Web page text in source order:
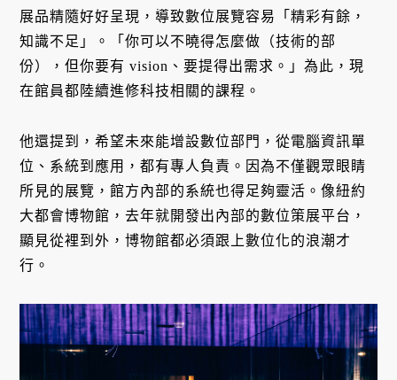
展品精隨好好呈現，導致數位展覽容易「精彩有餘，
知識不足」。「你可以不曉得怎麼做（技術的部
份），但你要有 vision、要提得出需求。」為此，現
在館員都陸續進修科技相關的課程。
他還提到，希望未來能增設數位部門，從電腦資訊單
位、系統到應用，都有專人負責。因為不僅觀眾眼睛
所見的展覽，館方內部的系統也得足夠靈活。像紐約
大都會博物館，去年就開發出內部的數位策展平台，
顯見從裡到外，博物館都必須跟上數位化的浪潮才
行。